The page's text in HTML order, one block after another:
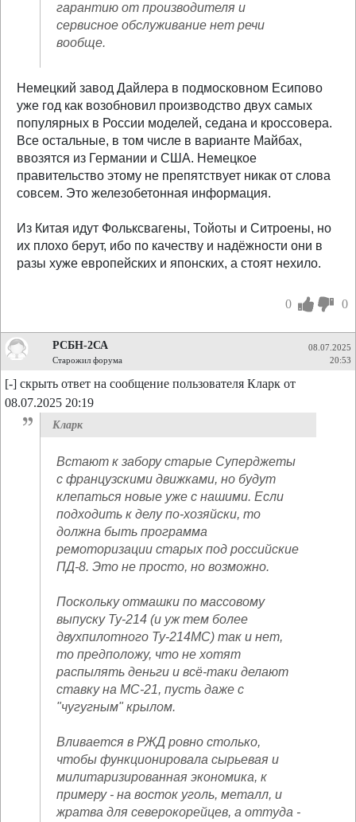
гарантию от производителя и
сервисное обслуживание нет речи
вообще.
Немецкий завод Дайлера в подмосковном Есипово
уже год как возобновил производство двух самых
популярных в России моделей, седана и кроссовера.
Все остальные, в том числе в варианте Майбах,
ввозятся из Германии и США. Немецкое
правительство этому не препятствует никак от слова
совсем. Это железобетонная информация.
Из Китая идут Фольксвагены, Тойоты и Ситроены, но
их плохо берут, ибо по качеству и надёжности они в
разы хуже европейских и японских, а стоят нехило.
0 0
РСБН-2СА
Старожил форума
08.07.2025
20:53
[-] скрыть ответ на сообщение пользователя Кларк от
08.07.2025 20:19
Кларк
Встают к забору старые Суперджеты
с французскими движками, но будут
клепаться новые уже с нашими. Если
подходить к делу по-хозяйски, то
должна быть программа
ремоторизации старых под российские
ПД-8. Это не просто, но возможно.
Поскольку отмашки по массовому
выпуску Ту-214 (и уж тем более
двухпилотного Ту-214МС) так и нет,
то предположу, что не хотят
распылять деньги и всё-таки делают
ставку на МС-21, пусть даже с
"чугугным" крылом.
Вливается в РЖД ровно столько,
чтобы функционировала сырьевая и
милитаризированная экономика, к
примеру - на восток уголь, металл, и
жратва для северокорейцев, а оттуда -